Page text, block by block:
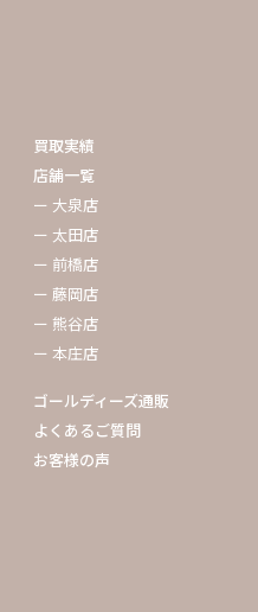
買取実績
店舗一覧
ー 大泉店
ー 太田店
ー 前橋店
ー 藤岡店
ー 熊谷店
ー 本庄店
ゴールディーズ通販
よくあるご質問
お客様の声